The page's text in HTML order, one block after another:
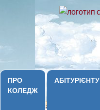
ПРО
КОЛЕДЖ
АБІТУРІЄНТУ